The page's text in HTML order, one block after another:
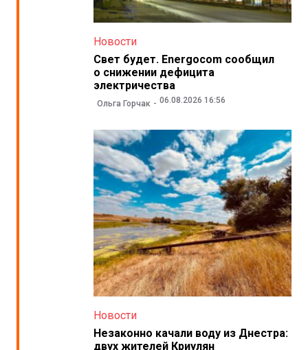
Новости
Свет будет. Energocom сообщил
о снижении дефицита
электричества
Ольга Горчак 06.08.2026 16:56
Новости
Незаконно качали воду из Днестра:
двух жителей Криулян